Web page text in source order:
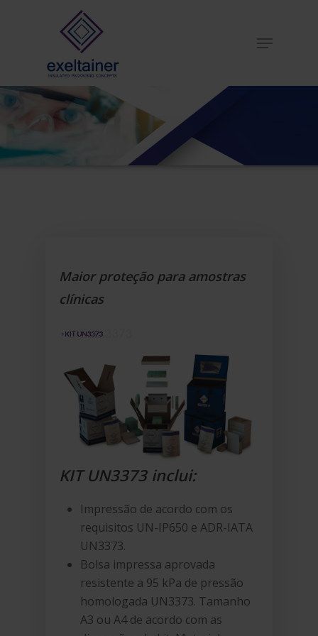
Hit enter to search or ESC to close
Maior proteção para amostras
clínicas
KIT UN3373 inclui:
Impressão de acordo com os
requisitos UN-IP650 e ADR-IATA
UN3373.
Bolsa impressa aprovada
resistente a 95 kPa de pressão
homologada UN3373. Tamanho
A3 ou A4 de acordo com as